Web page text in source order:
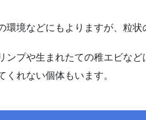
環境などにもよりますが、粒
ンプや生まれたての稚エビな
くれない個体もいます。